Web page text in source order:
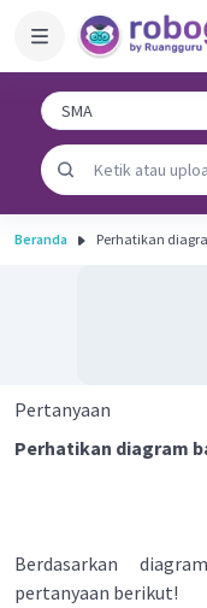
Beranda
Pertanyaan
Perhatikan diagram
Berdasarkan
pertanyaan berikut!